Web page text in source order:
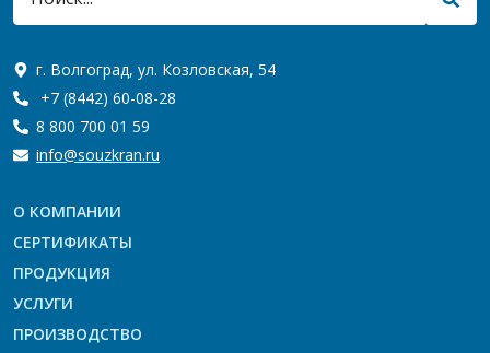
г. Волгоград, ул. Козловская, 54
+7 (8442) 60-08-28
8 800 700 01 59
info@souzkran.ru
О КОМПАНИИ
СЕРТИФИКАТЫ
ПРОДУКЦИЯ
УСЛУГИ
ПРОИЗВОДСТВО